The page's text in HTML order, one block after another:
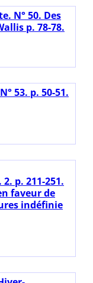
N° 50. Des
p. 78-78.
53. p. 50-51.
p. 211-251.
faveur de
indéfinie